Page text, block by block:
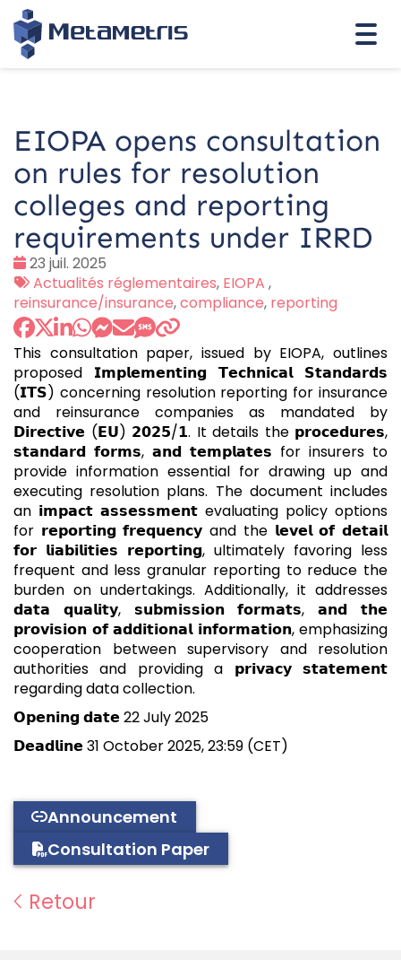
EIOPA opens consultation
on rules for resolution
colleges and reporting
requirements under IRRD
Date
:
23 juil. 2025
Tags
:
Actualités réglementaires, EIOPA ,
reinsurance/insurance,compliance, reporting
This consultation paper, issued by EIOPA, outlines
proposed 𝗜𝗺𝗽𝗹𝗲𝗺𝗲𝗻𝘁𝗶𝗻𝗴 𝗧𝗲𝗰𝗵𝗻𝗶𝗰𝗮𝗹 𝗦𝘁𝗮𝗻𝗱𝗮𝗿𝗱𝘀
(𝗜𝗧𝗦) concerning resolution reporting for insurance
and reinsurance companies as mandated by
𝗗𝗶𝗿𝗲𝗰𝘁𝗶𝘃𝗲 (𝗘𝗨) 𝟮𝟬𝟮𝟱/𝟭. It details the 𝗽𝗿𝗼𝗰𝗲𝗱𝘂𝗿𝗲𝘀,
𝘀𝘁𝗮𝗻𝗱𝗮𝗿𝗱 𝗳𝗼𝗿𝗺𝘀, 𝗮𝗻𝗱 𝘁𝗲𝗺𝗽𝗹𝗮𝘁𝗲𝘀 for insurers to
provide information essential for drawing up and
executing resolution plans. The document includes
an 𝗶𝗺𝗽𝗮𝗰𝘁 𝗮𝘀𝘀𝗲𝘀𝘀𝗺𝗲𝗻𝘁 evaluating policy options
for 𝗿𝗲𝗽𝗼𝗿𝘁𝗶𝗻𝗴 𝗳𝗿𝗲𝗾𝘂𝗲𝗻𝗰𝘆 and the 𝗹𝗲𝘃𝗲𝗹 𝗼𝗳 𝗱𝗲𝘁𝗮𝗶𝗹
𝗳𝗼𝗿 𝗹𝗶𝗮𝗯𝗶𝗹𝗶𝘁𝗶𝗲𝘀 𝗿𝗲𝗽𝗼𝗿𝘁𝗶𝗻𝗴, ultimately favoring less
frequent and less granular reporting to reduce the
burden on undertakings. Additionally, it addresses
𝗱𝗮𝘁𝗮 𝗾𝘂𝗮𝗹𝗶𝘁𝘆, 𝘀𝘂𝗯𝗺𝗶𝘀𝘀𝗶𝗼𝗻 𝗳𝗼𝗿𝗺𝗮𝘁𝘀, 𝗮𝗻𝗱 𝘁𝗵𝗲
𝗽𝗿𝗼𝘃𝗶𝘀𝗶𝗼𝗻 𝗼𝗳 𝗮𝗱𝗱𝗶𝘁𝗶𝗼𝗻𝗮𝗹 𝗶𝗻𝗳𝗼𝗿𝗺𝗮𝘁𝗶𝗼𝗻, emphasizing
cooperation between supervisory and resolution
authorities and providing a 𝗽𝗿𝗶𝘃𝗮𝗰𝘆 𝘀𝘁𝗮𝘁𝗲𝗺𝗲𝗻𝘁
regarding data collection.
𝗢𝗽𝗲𝗻𝗶𝗻𝗴 𝗱𝗮𝘁𝗲 22 July 2025
𝗗𝗲𝗮𝗱𝗹𝗶𝗻𝗲 31 October 2025, 23:59 (CET)
Announcement
Consultation Paper
Retour